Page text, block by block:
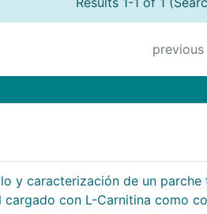
previous
y caracterización de un
cargado con L-Carnitina como